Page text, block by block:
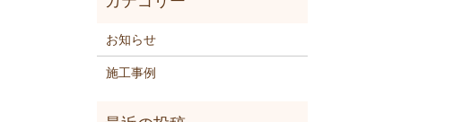
お知らせ
施工事例